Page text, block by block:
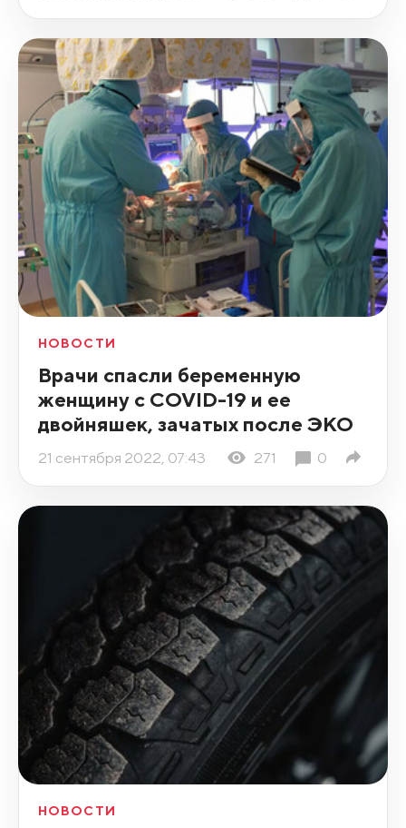
НОВОСТИ
Врачи спасли беременную
женщину с COVID-19 и ее
двойняшек, зачатых после ЭКО
21 сентября 2022, 07:43 271 0
НОВОСТИ